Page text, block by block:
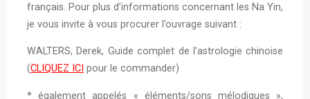
français. Pour plus d’informations concernant les Na Yin,
je vous invite à vous procurer l’ouvrage suivant :
WALTERS, Derek, Guide complet de l’astrologie chinoise
(CLIQUEZ ICI pour le commander)
* également appelés « éléments/sons mélodiques »,